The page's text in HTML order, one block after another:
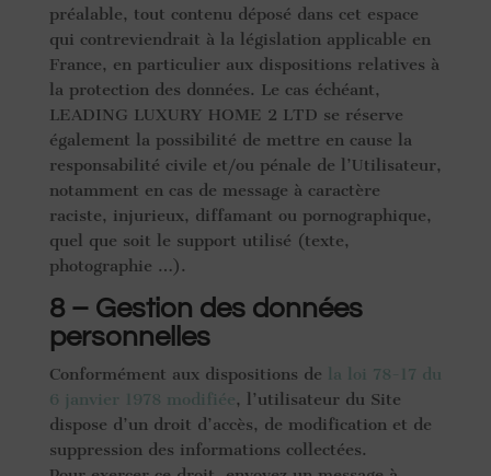
préalable, tout contenu déposé dans cet espace
qui contreviendrait à la législation applicable en
France, en particulier aux dispositions relatives à
la protection des données. Le cas échéant,
LEADING LUXURY HOME 2 LTD se réserve
également la possibilité de mettre en cause la
responsabilité civile et/ou pénale de l’Utilisateur,
notamment en cas de message à caractère
raciste, injurieux, diffamant ou pornographique,
quel que soit le support utilisé (texte,
photographie …).
8 – Gestion des données
personnelles
Conformément aux dispositions de
la loi 78-17 du
6 janvier 1978 modifiée, l’utilisateur du Site
dispose d’un droit d’accès, de modification et de
suppression des informations collectées.